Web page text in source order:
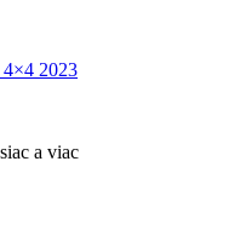
2023
a viac